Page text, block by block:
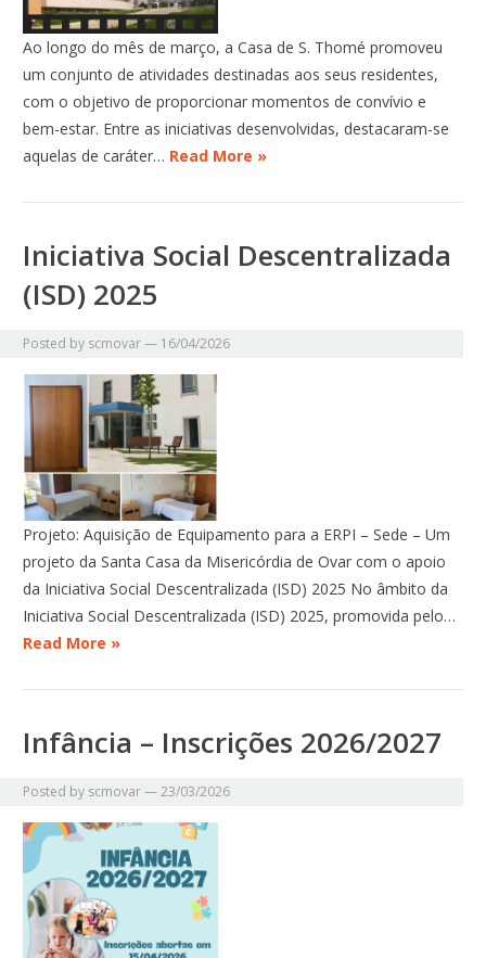
Ao longo do mês de março, a Casa de S. Thomé promoveu
um conjunto de atividades destinadas aos seus residentes,
com o objetivo de proporcionar momentos de convívio e
bem-estar. Entre as iniciativas desenvolvidas, destacaram-se
aquelas de caráter… Read More »
Iniciativa Social Descentralizada
(ISD) 2025
Posted by scmovar— 16/04/2026
Projeto: Aquisição de Equipamento para a ERPI – Sede – Um
projeto da Santa Casa da Misericórdia de Ovar com o apoio
da Iniciativa Social Descentralizada (ISD) 2025 No âmbito da
Iniciativa Social Descentralizada (ISD) 2025, promovida pelo…
Read More »
Infância – Inscrições 2026/2027
Posted by scmovar—23/03/2026